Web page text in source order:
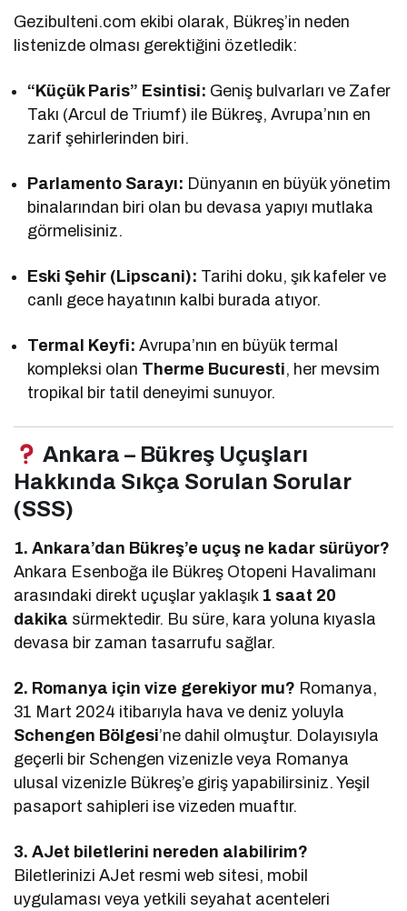
Gezibulteni.com ekibi olarak, Bükreş’in neden
listenizde olması gerektiğini özetledik:
“Küçük Paris” Esintisi: Geniş bulvarları ve Zafer
Takı (Arcul de Triumf) ile Bükreş, Avrupa’nın en
zarif şehirlerinden biri.
Parlamento Sarayı: Dünyanın en büyük yönetim
binalarından biri olan bu devasa yapıyı mutlaka
görmelisiniz.
Eski Şehir (Lipscani): Tarihi doku, şık kafeler ve
canlı gece hayatının kalbi burada atıyor.
Termal Keyfi: Avrupa’nın en büyük termal
kompleksi olan Therme Bucuresti, her mevsim
tropikal bir tatil deneyimi sunuyor.
Ankara – Bükreş Uçuşları
Hakkında Sıkça Sorulan Sorular
(SSS)
1. Ankara’dan Bükreş’e uçuş ne kadar sürüyor?
Ankara Esenboğa ile Bükreş Otopeni Havalimanı
arasındaki direkt uçuşlar yaklaşık 1 saat 20
dakika sürmektedir. Bu süre, kara yoluna kıyasla
devasa bir zaman tasarrufu sağlar.
2. Romanya için vize gerekiyor mu? Romanya,
31 Mart 2024 itibarıyla hava ve deniz yoluyla
Schengen Bölgesi’ne dahil olmuştur. Dolayısıyla
geçerli bir Schengen vizenizle veya Romanya
ulusal vizenizle Bükreş’e giriş yapabilirsiniz. Yeşil
pasaport sahipleri ise vizeden muaftır.
3. AJet biletlerini nereden alabilirim?
Biletlerinizi AJet resmi web sitesi, mobil
uygulaması veya yetkili seyahat acenteleri